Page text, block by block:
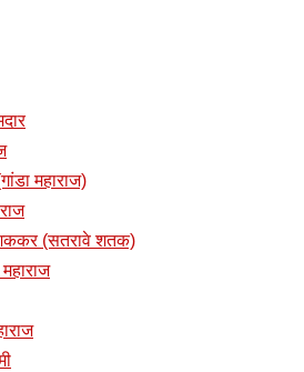
महाराज)
(सतरावे शतक)